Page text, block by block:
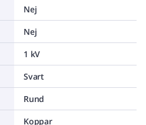
Nej
Nej
1 kV
Svart
Rund
Koppar